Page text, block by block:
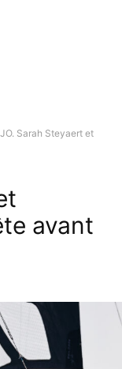
JO. Sarah Steyaert et
avant